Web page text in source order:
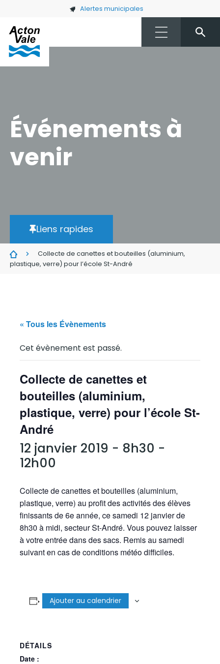
Skip to main content Alertes municipales
Événements à
venir
Liens rapides
Collecte de canettes et bouteilles (aluminium,
plastique, verre) pour l’école St-André
« Tous les Évènements
Cet évènement est passé.
Collecte de canettes et
bouteilles (aluminium,
plastique, verre) pour l’école St-
André
12 janvier 2019 - 8h30 -
12h00
Collecte de canettes et bouteilles (aluminium,
plastique, verre) au profit des activités des élèves
finissants de 6e année, ce samedi 12 janvier de
8h30 à midi, secteur St-André. Vous pouvez laisser
à votre entrée dans des sacs. Remis au samedi
suivant en cas de conditions météo difficiles.
Ajouter au calendrier
DÉTAILS
Date :